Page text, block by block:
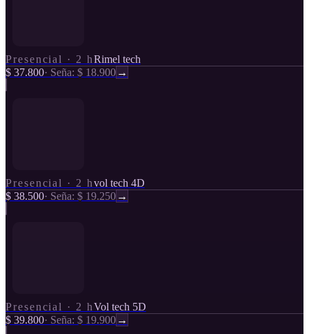
Presencial · 2 hRimel tech
$ 37.800· Seña: $ 18.900 →
Presencial · 2 hvol tech 4D
$ 38.500· Seña: $ 19.250 →
Presencial · 2 hVol tech 5D
$ 39.800· Seña: $ 19.900 →